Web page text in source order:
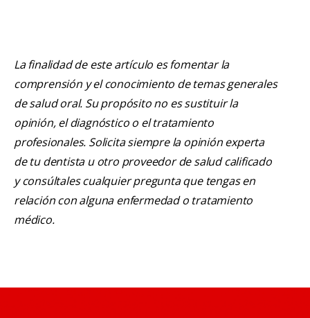
La finalidad de este artículo es fomentar la
comprensión y el conocimiento de temas generales
de salud oral. Su propósito no es sustituir la
opinión, el diagnóstico o el tratamiento
profesionales. Solicita siempre la opinión experta
de tu dentista u otro proveedor de salud calificado
y consúltales cualquier pregunta que tengas en
relación con alguna enfermedad o tratamiento
médico.